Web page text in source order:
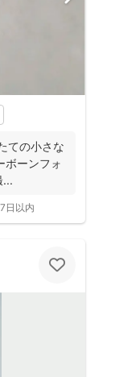
...
7日以内